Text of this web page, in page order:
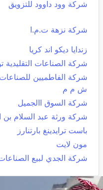
شركة وود داوود للتزويق
شركة نزهة ت.م.ا
زندايا ديكو اند كريا
شركة الصناعات التقليدية
ش م م
شركة السوق االجميل
شركة ورثة عبد السلام بن
باست ترايدينغ بارتنارز
مون لايت
شركة الجدي لبيع الصناعات